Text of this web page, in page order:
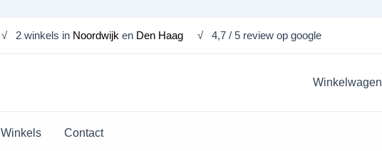
√ 2 winkels in Noordwijk en Den Haag √ 4,7 / 5 review op google
Winkelwagen
Winkels Contact
Dae
aantal